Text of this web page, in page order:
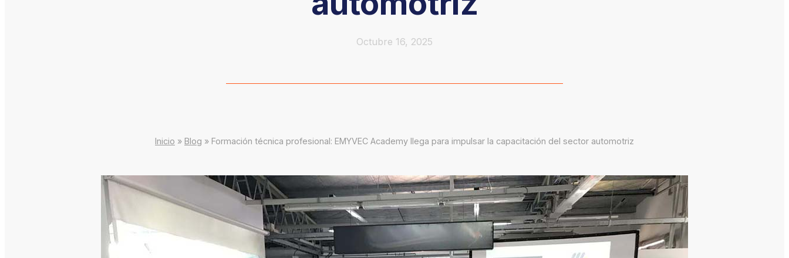
Presione ENTER para buscar o ESC para cerrar
Octubre 16, 2025
Inicio » Blog » Formación técnica profesional: EMYVEC Academy llega para impulsar la capacitación del sector automotriz